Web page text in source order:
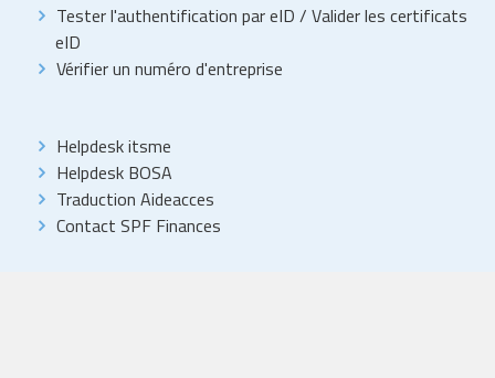
Tester l'authentification par eID / Valider les certificats
eID
Vérifier un numéro d'entreprise
Helpdesk itsme
Helpdesk BOSA
Traduction Aideacces
Contact SPF Finances